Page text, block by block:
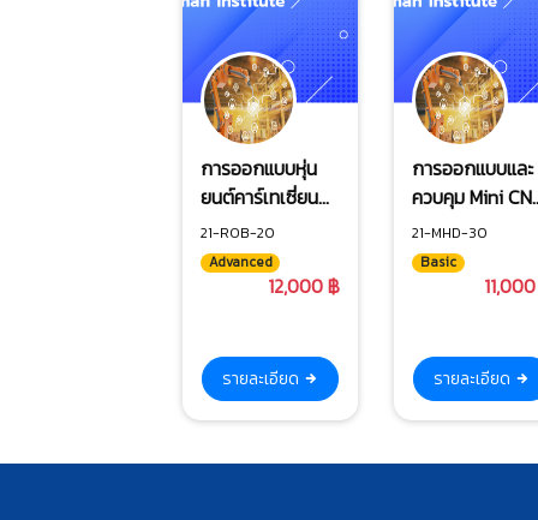
การออกแบบหุ่น
ยนต์คาร์เทเซี่ยน
(X-Y-Z) เพื่อการ
ประยุกต์ใช้งาน
อุตสาหกรรม
21-ROB-20
Advanced
12,000 ฿
รายละเอียด
การออกแบบและ
ควบคุม Mini
3 axis
21-MHD-30
Basic
รายละเอียด